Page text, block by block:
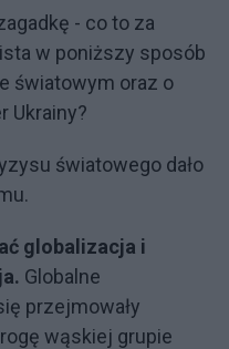
- co to za
w poniższy sposób
światowym oraz o
Ukrainy?
światowego dało
globalizacja i
Globalne
przejmowały
wąskiej grupie